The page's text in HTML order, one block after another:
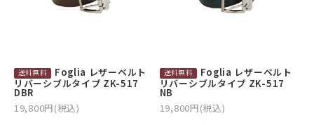
Foglia レザーベルト
リバーシブルタイプ ZK-517
DBR
19,800円(税込)
Foglia レザーベルト
リバーシブルタイプ ZK-517
NB
19,800円(税込)